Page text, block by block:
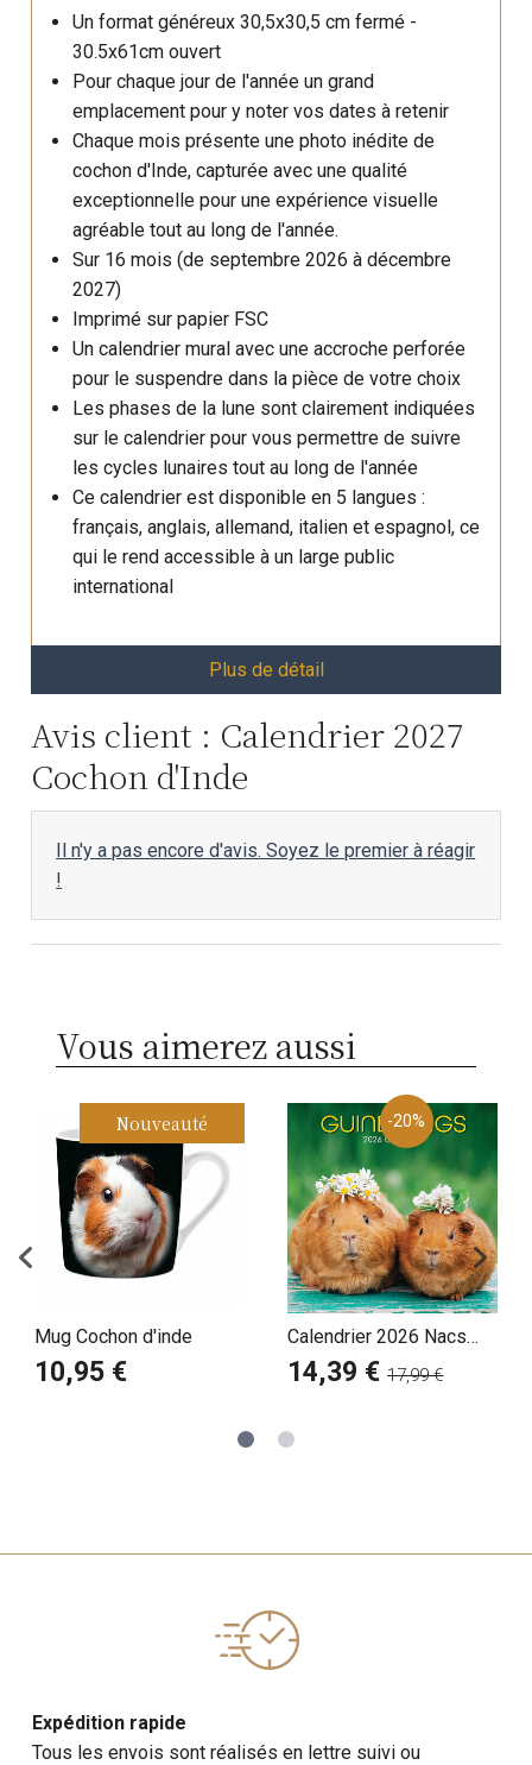
Un format généreux 30,5x30,5 cm fermé -
30.5x61cm ouvert
Pour chaque jour de l'année un grand
emplacement pour y noter vos dates à retenir
Chaque mois présente une photo inédite de
cochon d'Inde, capturée avec une qualité
exceptionnelle pour une expérience visuelle
agréable tout au long de l'année.
Sur 16 mois (de septembre 2026 à décembre
2027)
Imprimé sur papier FSC
Un calendrier mural avec une accroche perforée
pour le suspendre dans la pièce de votre choix
Les phases de la lune sont clairement indiquées
sur le calendrier pour vous permettre de suivre
les cycles lunaires tout au long de l'année
Ce calendrier est disponible en 5 langues :
français, anglais, allemand, italien et espagnol, ce
qui le rend accessible à un large public
international
Plus de détail
Avis client : Calendrier 2027
Cochon d'Inde
Il n'y a pas encore d'avis. Soyez le premier à réagir
!
Vous aimerez aussi
Nouveauté
Mug Cochon d'inde
10,95 €
-20%
Calendrier 2026 Nacs
Cochon d'Inde
14,39 € 17,99 €
Expédition rapide
Tous les envois sont réalisés en lettre suivi ou